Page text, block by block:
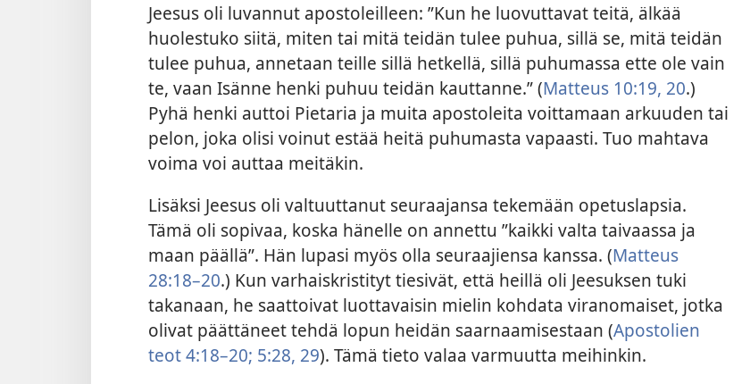
Jeesus oli luvannut apostoleilleen: ”Kun he luovuttavat teitä, älkää
huolestuko siitä, miten tai mitä teidän tulee puhua, sillä se, mitä teidän
tulee puhua, annetaan teille sillä hetkellä, sillä puhumassa ette ole vain
te, vaan Isänne henki puhuu teidän kauttanne.” (Matteus 10:19, 20.)
Pyhä henki auttoi Pietaria ja muita apostoleita voittamaan arkuuden tai
pelon, joka olisi voinut estää heitä puhumasta vapaasti. Tuo mahtava
voima voi auttaa meitäkin.
Lisäksi Jeesus oli valtuuttanut seuraajansa tekemään opetuslapsia.
Tämä oli sopivaa, koska hänelle on annettu ”kaikki valta taivaassa ja
maan päällä”. Hän lupasi myös olla seuraajiensa kanssa. (Matteus
28:18–20.) Kun varhaiskristityt tiesivät, että heillä oli Jeesuksen tuki
takanaan, he saattoivat luottavaisin mielin kohdata viranomaiset, jotka
olivat päättäneet tehdä lopun heidän saarnaamisestaan (Apostolien
teot 4:18–20; 5:28, 29). Tämä tieto valaa varmuutta meihinkin.